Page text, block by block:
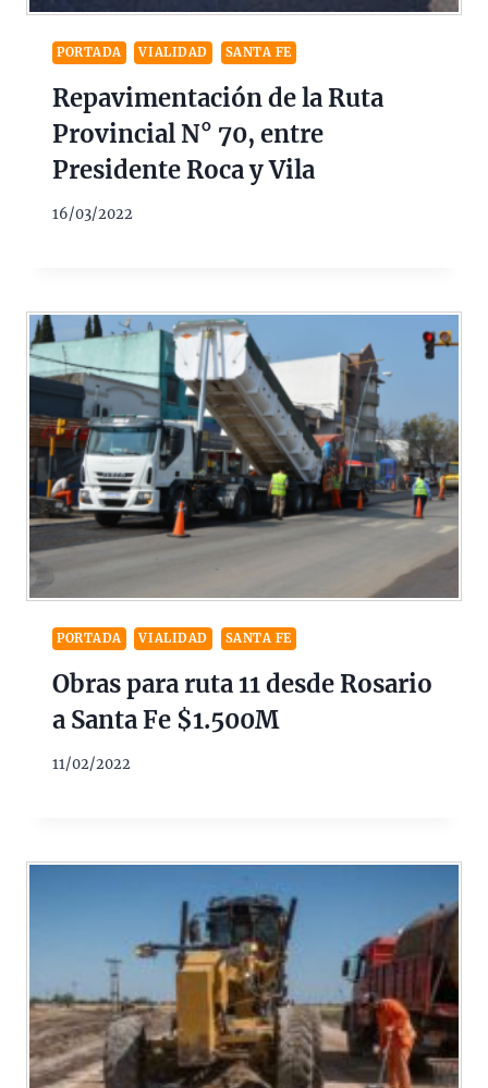
PORTADA VIALIDAD SANTA FE
Repavimentación de la Ruta
Provincial N° 70, entre
Presidente Roca y Vila
16/03/2022
PORTADA VIALIDAD SANTA FE
Obras para ruta 11 desde Rosario
a Santa Fe $1.500M
11/02/2022